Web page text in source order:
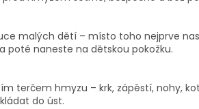
malých dětí – místo toho nejprve
poté naneste na dětskou pokožku.
terčem hmyzu – krk, zápěstí, nohy,
do úst.